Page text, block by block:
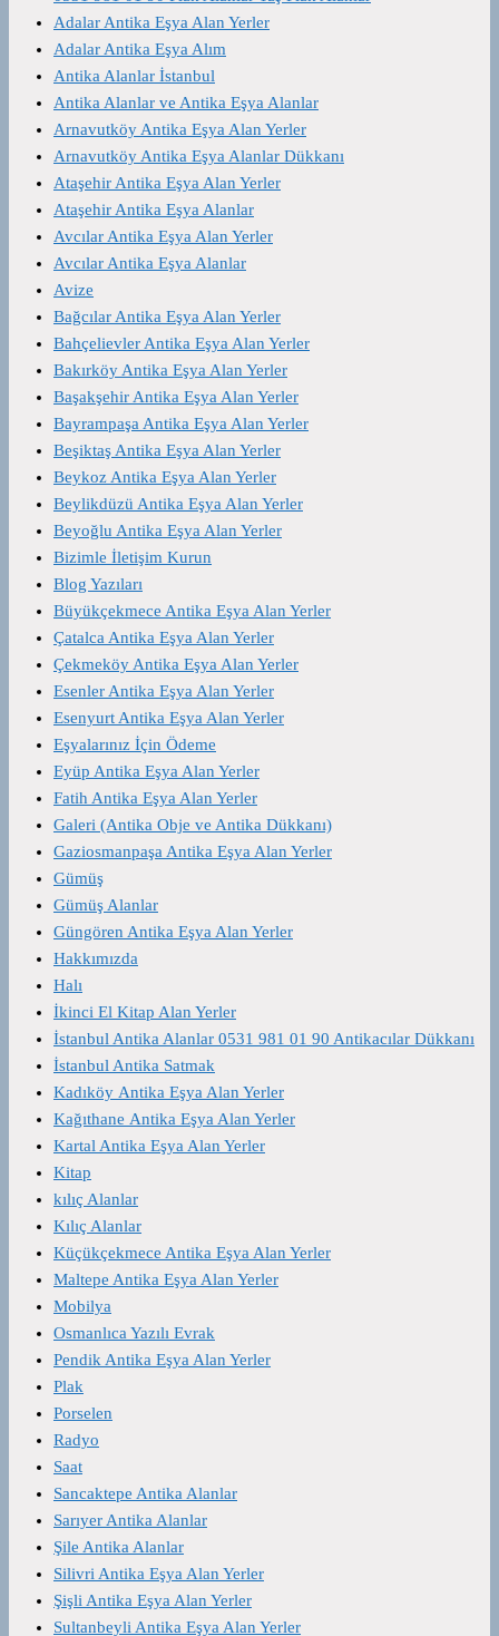
Adalar Antika Eşya Alan Yerler
Adalar Antika Eşya Alım
Antika Alanlar İstanbul
Antika Alanlar ve Antika Eşya Alanlar
Arnavutköy Antika Eşya Alan Yerler
Arnavutköy Antika Eşya Alanlar Dükkanı
Ataşehir Antika Eşya Alan Yerler
Ataşehir Antika Eşya Alanlar
Avcılar Antika Eşya Alan Yerler
Avcılar Antika Eşya Alanlar
Avize
Bağcılar Antika Eşya Alan Yerler
Bahçelievler Antika Eşya Alan Yerler
Bakırköy Antika Eşya Alan Yerler
Başakşehir Antika Eşya Alan Yerler
Bayrampaşa Antika Eşya Alan Yerler
Beşiktaş Antika Eşya Alan Yerler
Beykoz Antika Eşya Alan Yerler
Beylikdüzü Antika Eşya Alan Yerler
Beyoğlu Antika Eşya Alan Yerler
Bizimle İletişim Kurun
Blog Yazıları
Büyükçekmece Antika Eşya Alan Yerler
Çatalca Antika Eşya Alan Yerler
Çekmeköy Antika Eşya Alan Yerler
Esenler Antika Eşya Alan Yerler
Esenyurt Antika Eşya Alan Yerler
Eşyalarınız İçin Ödeme
Eyüp Antika Eşya Alan Yerler
Fatih Antika Eşya Alan Yerler
Galeri (Antika Obje ve Antika Dükkanı)
Gaziosmanpaşa Antika Eşya Alan Yerler
Gümüş
Gümüş Alanlar
Güngören Antika Eşya Alan Yerler
Hakkımızda
Halı
İkinci El Kitap Alan Yerler
İstanbul Antika Alanlar 0531 981 01 90 Antikacılar Dükkanı
İstanbul Antika Satmak
Kadıköy Antika Eşya Alan Yerler
Kağıthane Antika Eşya Alan Yerler
Kartal Antika Eşya Alan Yerler
Kitap
kılıç Alanlar
Kılıç Alanlar
Küçükçekmece Antika Eşya Alan Yerler
Maltepe Antika Eşya Alan Yerler
Mobilya
Osmanlıca Yazılı Evrak
Pendik Antika Eşya Alan Yerler
Plak
Porselen
Radyo
Saat
Sancaktepe Antika Alanlar
Sarıyer Antika Alanlar
Şile Antika Alanlar
Silivri Antika Eşya Alan Yerler
Şişli Antika Eşya Alan Yerler
Sultanbeyli Antika Eşya Alan Yerler